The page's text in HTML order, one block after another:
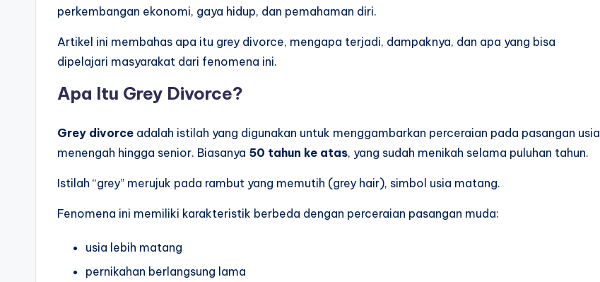
perkembangan ekonomi, gaya hidup, dan pemahaman diri.
Artikel ini membahas apa itu grey divorce, mengapa terjadi, dampaknya, dan apa yang bisa
dipelajari masyarakat dari fenomena ini.
Apa Itu Grey Divorce?
Grey divorce adalah istilah yang digunakan untuk menggambarkan perceraian pada pasangan usia
menengah hingga senior. Biasanya 50 tahun ke atas, yang sudah menikah selama puluhan tahun.
Istilah “grey” merujuk pada rambut yang memutih (grey hair), simbol usia matang.
Fenomena ini memiliki karakteristik berbeda dengan perceraian pasangan muda:
usia lebih matang
pernikahan berlangsung lama